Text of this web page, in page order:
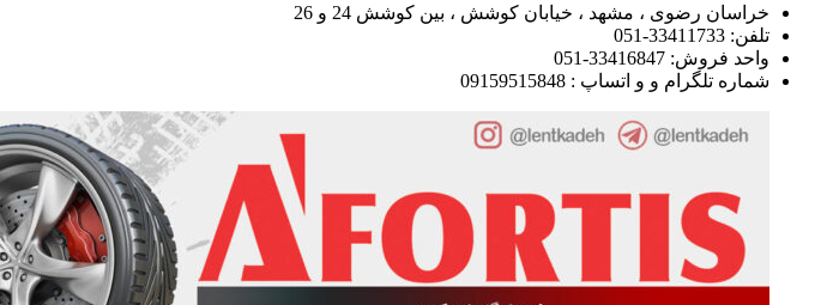
خراسان رضوی ، مشهد ، خیابان کوشش ، بین کوشش 24 و 26
تلفن: 33411733-051
واحد فروش: 33416847-051
شماره تلگرام و و اتساپ : 09159515848